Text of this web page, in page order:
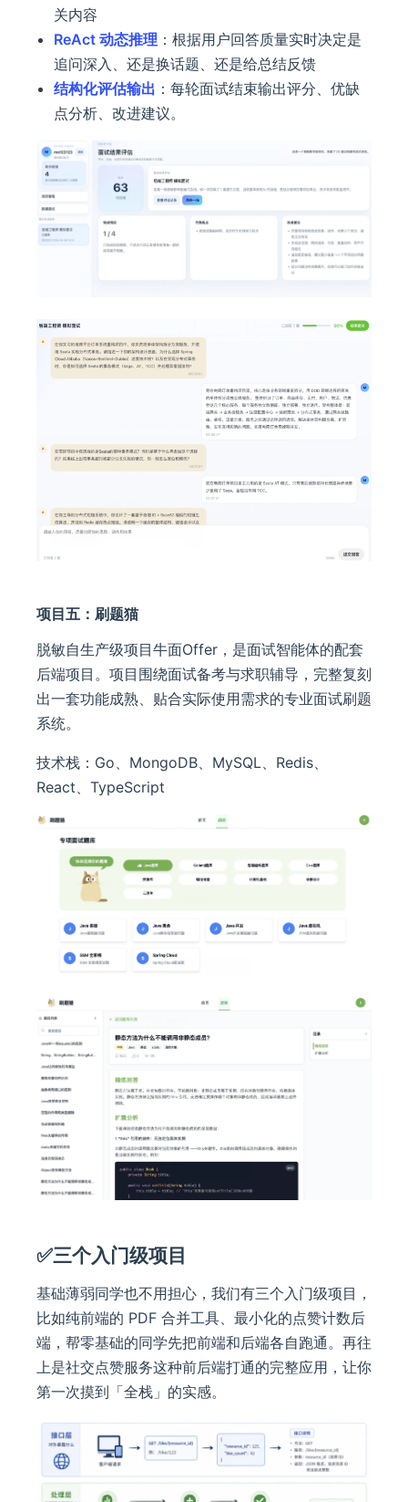
关内容
ReAct 动态推理 ：根据用户回答质量实时决定是
追问深入、还是换话题、还是给总结反馈
结构化评估输出 ：每轮面试结束输出评分、优缺
点分析、改进建议。
项目五：刷题猫
脱敏自生产级项目牛面Offer，是面试智能体的配套
后端项目。项目围绕面试备考与求职辅导，完整复刻
出一套功能成熟、贴合实际使用需求的专业面试刷题
系统。
技术栈：Go、MongoDB、MySQL、Redis、
React、TypeScript
✅三个入门级项目
基础薄弱同学也不用担心，我们有三个入门级项目，
比如纯前端的 PDF 合并工具、最小化的点赞计数后
端，帮零基础的同学先把前端和后端各自跑通。再往
上是社交点赞服务这种前后端打通的完整应用，让你
第一次摸到「全栈」的实感。